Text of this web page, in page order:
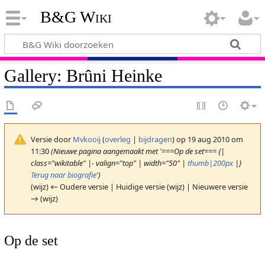
B&G Wiki
Gallery: Brûni Heinke
Versie door Mvkooij(overleg | bijdragen)op 19 aug 2010 om
11:30(Nieuwe pagina aangemaakt met '===Op de set=== {|
class="wikitable" |- valign="top" | width="50" | thumb|200px|}
Terug naar biografie')
(wijz) ← Oudere versie | Huidige versie (wijz) | Nieuwere versie
→ (wijz)
Op de set